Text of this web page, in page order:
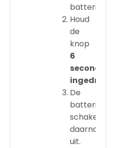
batterij.
Houd
de
knop
6
seconden
ingedrukt
De
batterij
schakelt
daarna
uit.